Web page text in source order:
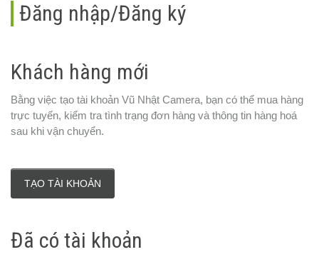
Đăng nhập/Đăng ký
Khách hàng mới
Bằng việc tạo tài khoản Vũ Nhật Camera, bạn có thể mua hàng
trực tuyến, kiểm tra tình trạng đơn hàng và thông tin hàng hoá
sau khi vận chuyển.
TẠO TÀI KHOẢN
Đã có tài khoản